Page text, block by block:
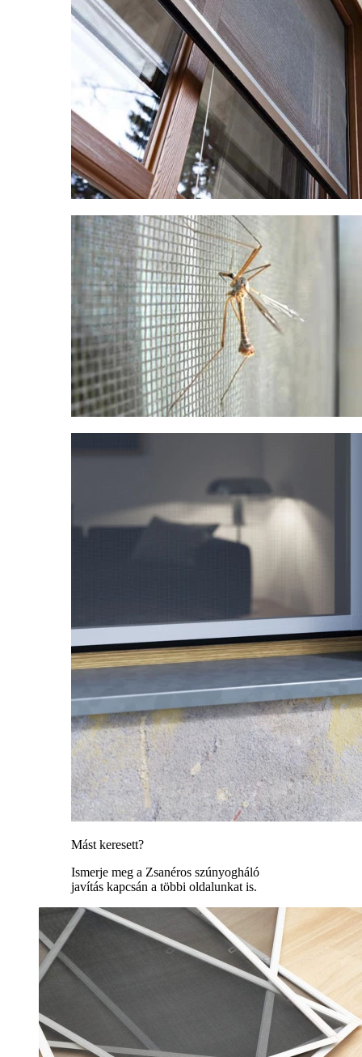
Mást keresett?
Ismerje meg a Zsanéros szúnyogháló
javítás kapcsán a többi oldalunkat is.